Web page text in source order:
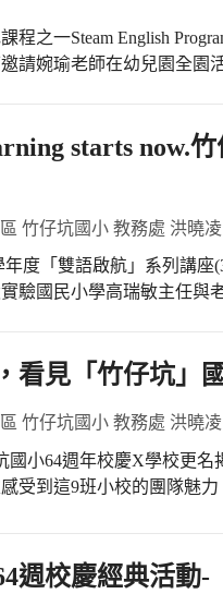
程之一Steam English
請婉瑜老師在幼兒園全園
請孩子們上台扮演故事角
及婉瑜老師不斷重複的故
非常喜歡這樣聽故事的方式
館」啟用後，幼兒園孩子沒
，路上巧遇體育旅平老師，
平老師示範下孩子體驗在
互踩踏，簡單的體操遊戲
竹仔坑國小)
starts now.竹
竹仔坑國小 教務處 洪曉
年度「雙語啟航」系列講
驗國民小學高瑞敏主任與
課綱領域相同，都希望透
只要課程豐富多元，讓「
讓師與生自由支配所擁有
化、日常化，是許多雙
念，也因為如此，每個教
User」，優質的英語教學
看見「竹仔坑」
竹仔坑國小 教務處 洪曉
國小64週年校慶X學校更
受到這9班小校的團隊魅
民國小更名竹仔坑揭牌 象
週校慶經典活動-